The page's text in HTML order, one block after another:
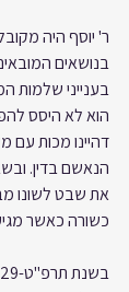
ר' יוסף היה
בנושאים המובאים
בענייני שלמות
הוא לא היסס
דהיינו מכות עם
הנאשם בדין.
את שבט לשונו
כשורה כאשר